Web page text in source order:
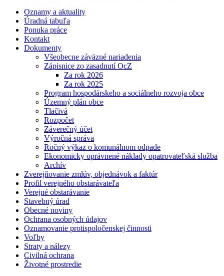
Oznamy a aktuality
Úradná tabuľa
Ponuka práce
Kontakt
Dokumenty
Všeobecne záväzné nariadenia
Zápisnice zo zasadnutí OcZ
Za rok 2026
Za rok 2025
Program hospodárskeho a sociálneho rozvoja obce
Územný plán obce
Tlačivá
Rozpočet
Záverečný účet
Výročná správa
Ročný výkaz o komunálnom odpade
Ekonomicky oprávnené náklady opatrovateľská služba
Archív
Zverejňovanie zmlúv, objednávok a faktúr
Profil verejného obstarávateľa
Verejné obstarávanie
Stavebný úrad
Obecné noviny
Ochrana osobných údajov
Oznamovanie protispoločenskej činnosti
Voľby
Straty a nálezy
Civilná ochrana
Životné prostredie